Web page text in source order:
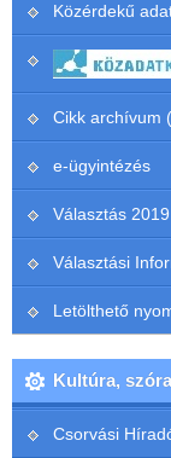
Közérdekű
Cikk archívum
e-ügyintézés
Választás 2019
Választási
Letölthető
Kultúra,
Csorvási